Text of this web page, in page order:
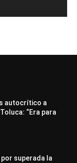
autocrítico a
“Era para
por superada la